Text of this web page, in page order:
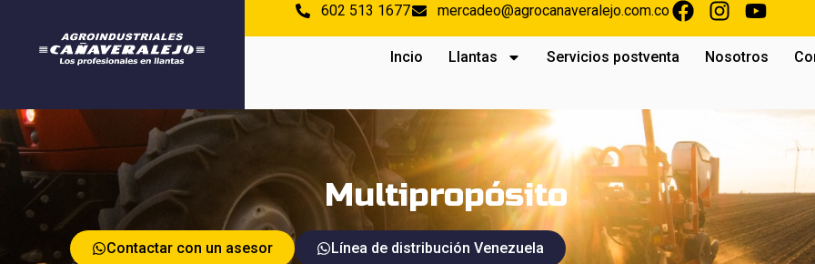
602 513 1677 mercadeo@agrocanaveralejo.com.co
Incio Llantas Servicios postventa Nosotros
Multipropósito
Contactar con un asesor Línea de distribución Venezuela